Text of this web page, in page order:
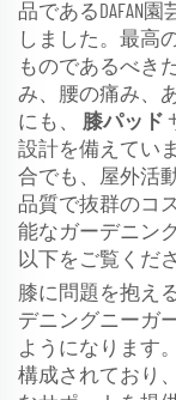
品であるDAFAN
しました。最高
ものであるべき
み、腰の痛み、
にも、 膝パッド
設計を備えてい
合でも、屋外活
品質で抜群のコ
能なガーデニン
以下をご覧くだ
膝に問題を抱える
デニングニーガ
ようになります
構成されており